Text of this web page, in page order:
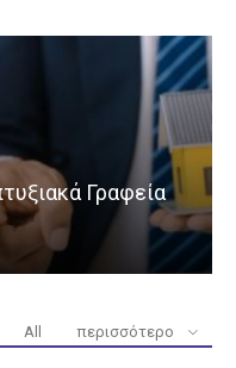
Γραφεία
All περισσότερο